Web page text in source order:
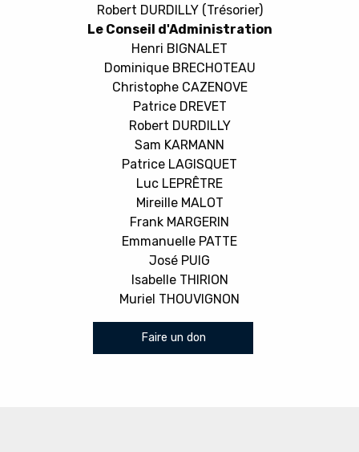
Robert DURDILLY (Trésorier)
Le Conseil d'Administration
Henri BIGNALET
Dominique BRECHOTEAU
Christophe CAZENOVE
Patrice DREVET
Robert DURDILLY
Sam KARMANN
Patrice LAGISQUET
Luc LEPRÊTRE
Mireille MALOT
Frank MARGERIN
Emmanuelle PATTE
José PUIG
Isabelle THIRION
Muriel THOUVIGNON
Faire un don